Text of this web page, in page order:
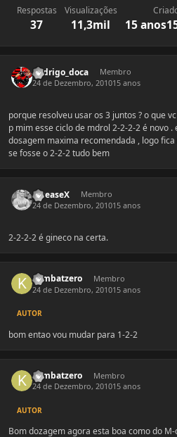
Respostas
37
Visualizações
11,3mil 15 anos
Rodrigo_doca
Membro
24 de Dezembro, 201015 anos
porque resolveu usar os 3 juntos ? o que
p mim esse ciclo de mdrol 2-2-2-2 é novo .
dosagem maxima recomendada , logo
se fosse o 2-2-2 tudo bem
diseaseX
Membro
24 de Dezembro, 201015 anos
2-2-2-2 é gineco na certa.
kombatzero
Membro
24 de Dezembro, 201015 anos
AUTOR
bom entao vou mudar para 1-2-2
kombatzero
Membro
24 de Dezembro, 201015 anos
AUTOR
Bom dozagem agora esta boa como do